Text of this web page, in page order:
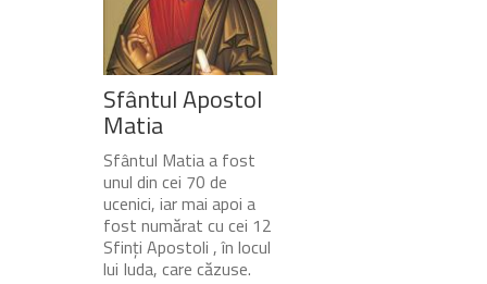
Sfântul Apostol
Matia
Sfântul Matia a fost
unul din cei 70 de
ucenici, iar mai apoi a
fost numărat cu cei 12
Sfinți Apostoli , în locul
lui Iuda, care căzuse.